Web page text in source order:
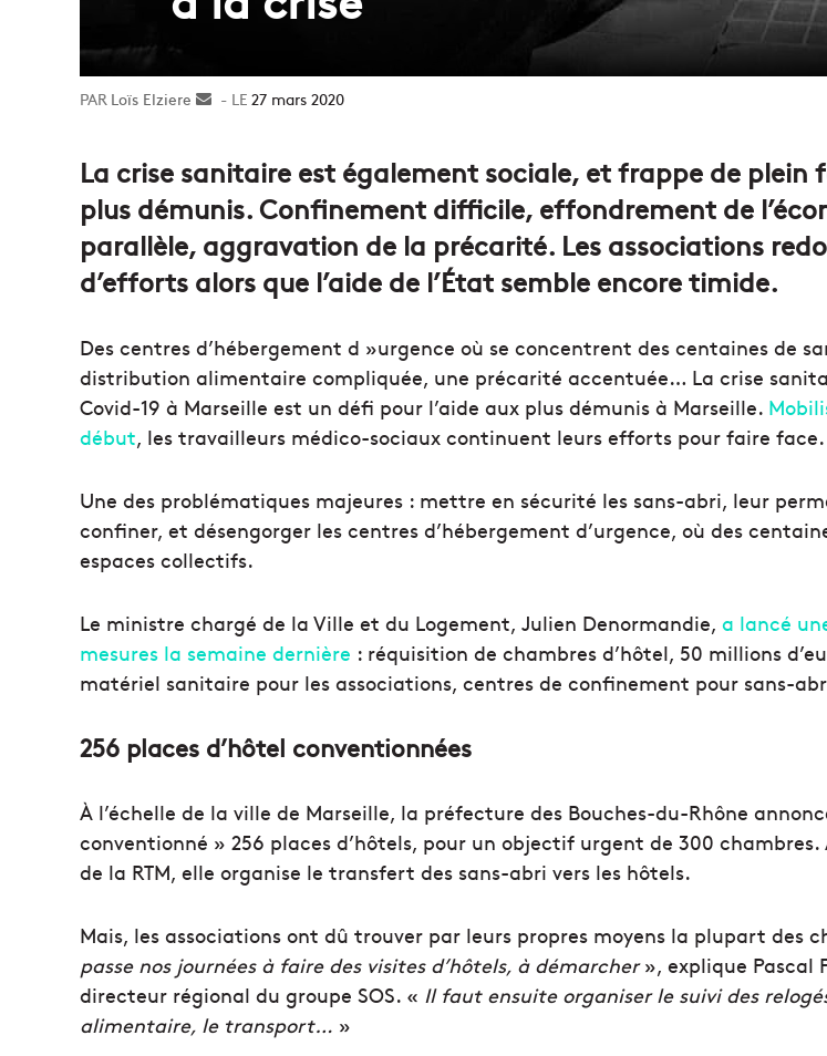
Loïs Elziere
Envoyer27 mars 2020
La crise sanitaire est également sociale, et frappe de plein
plus démunis. Confinement difficile, effondrement de
parallèle, aggravation de la précarité. Les associations
d’efforts alors que l’aide de l’État semble encore timide.
Des centres d’hébergement d »urgence où se concentrent des centaines de
distribution alimentaire compliquée, une précarité accentuée… La crise
Covid-19 à Marseille est un défi pour l’aide aux plus démunis à Marseille.
début, les travailleurs médico-sociaux continuent leurs efforts pour faire face.
Une des problématiques majeures : mettre en sécurité les sans-abri, leur
confiner, et désengorger les centres d’hébergement d’urgence, où des
espaces collectifs.
Le ministre chargé de la Ville et du Logement, Julien Denormandie, a lancé
mesures la semaine dernière : réquisition de chambres d’hôtel, 50 millions
matériel sanitaire pour les associations, centres de confinement pour sans-
256 places d’hôtel conventionnées
À l’échelle de la ville de Marseille, la préfecture des Bouches-du-Rhône
conventionné » 256 places d’hôtels, pour un objectif urgent de 300 chambres.
de la RTM, elle organise le transfert des sans-abri vers les hôtels.
Mais, les associations ont dû trouver par leurs propres moyens la plupart des
passe nos journées à faire des visites d’hôtels, à démarcher», explique Pascal
directeur régional du groupe SOS. « Il faut ensuite organiser le suivi des
alimentaire, le transport… »